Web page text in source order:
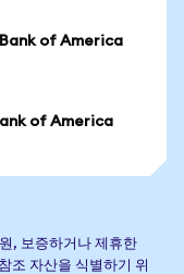
of America
of America
, 보증하거나 제휴한
조 자산을 식별하기 위